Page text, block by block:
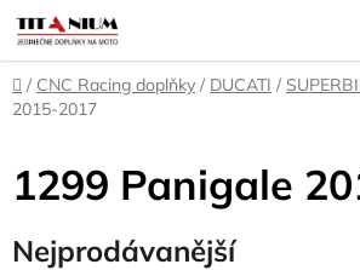
Přejít
na
obsah
Domů
/ CNC Racing doplňky / DUCATI /
2015-2017
1299 Panigale
Nejprodávanější